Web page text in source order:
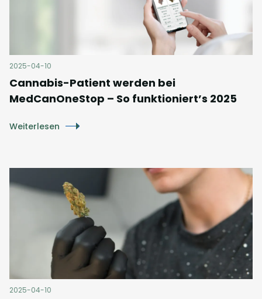
2025-04-10
Cannabis-Patient werden bei
MedCanOneStop – So funktioniert’s 2025
Weiterlesen
2025-04-10